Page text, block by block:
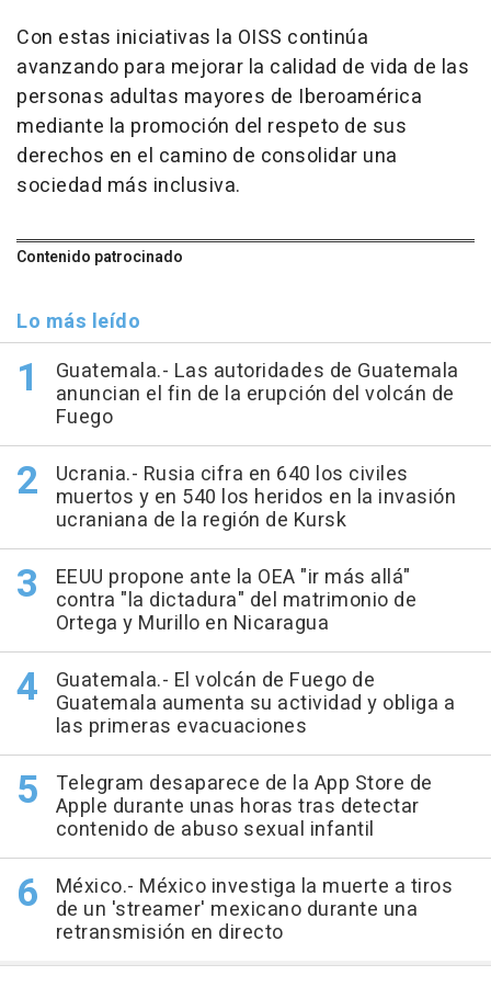
Con estas iniciativas la OISS continúa
avanzando para mejorar la calidad de vida de las
personas adultas mayores de Iberoamérica
mediante la promoción del respeto de sus
derechos en el camino de consolidar una
sociedad más inclusiva.
Contenido patrocinado
Lo más leído
Guatemala.- Las autoridades de Guatemala
anuncian el fin de la erupción del volcán de
Fuego
Ucrania.- Rusia cifra en 640 los civiles
muertos y en 540 los heridos en la invasión
ucraniana de la región de Kursk
EEUU propone ante la OEA "ir más allá"
contra "la dictadura" del matrimonio de
Ortega y Murillo en Nicaragua
Guatemala.- El volcán de Fuego de
Guatemala aumenta su actividad y obliga a
las primeras evacuaciones
Telegram desaparece de la App Store de
Apple durante unas horas tras detectar
contenido de abuso sexual infantil
México.- México investiga la muerte a tiros
de un 'streamer' mexicano durante una
retransmisión en directo